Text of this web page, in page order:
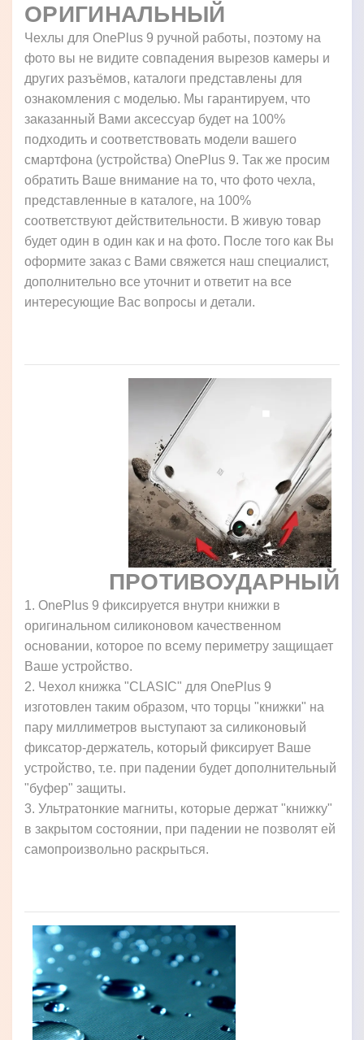
ОРИГИНАЛЬНЫЙ
Чехлы для OnePlus 9 ручной работы, поэтому на
фото вы не видите совпадения вырезов камеры и
других разъёмов, каталоги представлены для
ознакомления с моделью. Мы гарантируем, что
заказанный Вами аксессуар будет на 100%
подходить и соответствовать модели вашего
смартфона (устройства) OnePlus 9. Так же просим
обратить Ваше внимание на то, что фото чехла,
представленные в каталоге, на 100%
соответствуют действительности. В живую товар
будет один в один как и на фото. После того как Вы
оформите заказ с Вами свяжется наш специалист,
дополнительно все уточнит и ответит на все
интересующие Вас вопросы и детали.
ПРОТИВОУДАРНЫЙ
1. OnePlus 9 фиксируется внутри книжки в
оригинальном силиконовом качественном
основании, которое по всему периметру защищает
Ваше устройство.
2. Чехол книжка "CLASIC" для OnePlus 9
изготовлен таким образом, что торцы "книжки" на
пару миллиметров выступают за силиконовый
фиксатор-держатель, который фиксирует Ваше
устройство, т.е. при падении будет дополнительный
"буфер" защиты.
3. Ультратонкие магниты, которые держат "книжку"
в закрытом состоянии, при падении не позволят ей
самопроизвольно раскрыться.